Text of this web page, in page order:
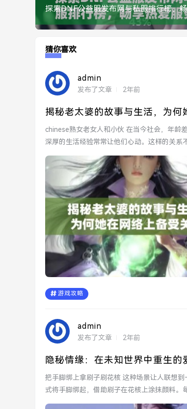
猜你喜欢
admin
发布了文章 2年前
揭秘老太婆的故事与生活，为何
chinese熟女老女人和小伙 在当今社会，年龄差距并不是爱情的障碍。许多年轻小伙子被熟女所吸引，熟女成熟的魅力和
深厚的生活经验常常让他们心动。这样的关系
游戏攻略
admin
发布了文章 2年前
隐秘情缘：在未知世界中重生的
把手脚绑上拿刷子刷花核 这种场景让人联想到一种特殊的艺术创作过程。或许是为了表达某种情感，创作者以奇特的方
式将手脚绑起，借助刷子在花核上涂抹颜料。
同...